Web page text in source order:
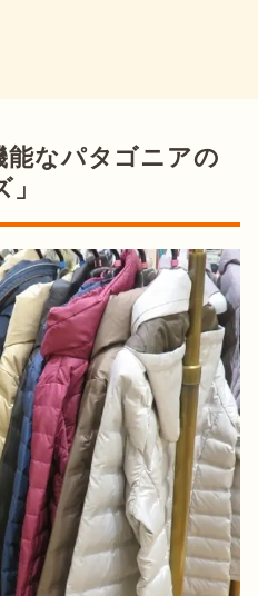
能なパタゴニアの